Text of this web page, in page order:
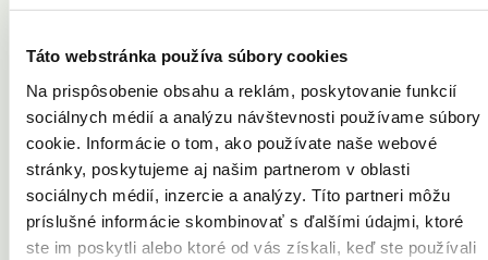
Táto webstránka používa súbory cookies
Na prispôsobenie obsahu a reklám, poskytovanie funkcií
sociálnych médií a analýzu návštevnosti používame súbory
cookie. Informácie o tom, ako používate naše webové
stránky, poskytujeme aj našim partnerom v oblasti
sociálnych médií, inzercie a analýzy. Títo partneri môžu
príslušné informácie skombinovať s ďalšími údajmi, ktoré
ste im poskytli alebo ktoré od vás získali, keď ste používali
Pleť
Ochlpenie
Telo
Vrásky
Cievne lézie
Opaľovanie
Potenie
Znamienka
Jazvy
Pigmentové škvrny